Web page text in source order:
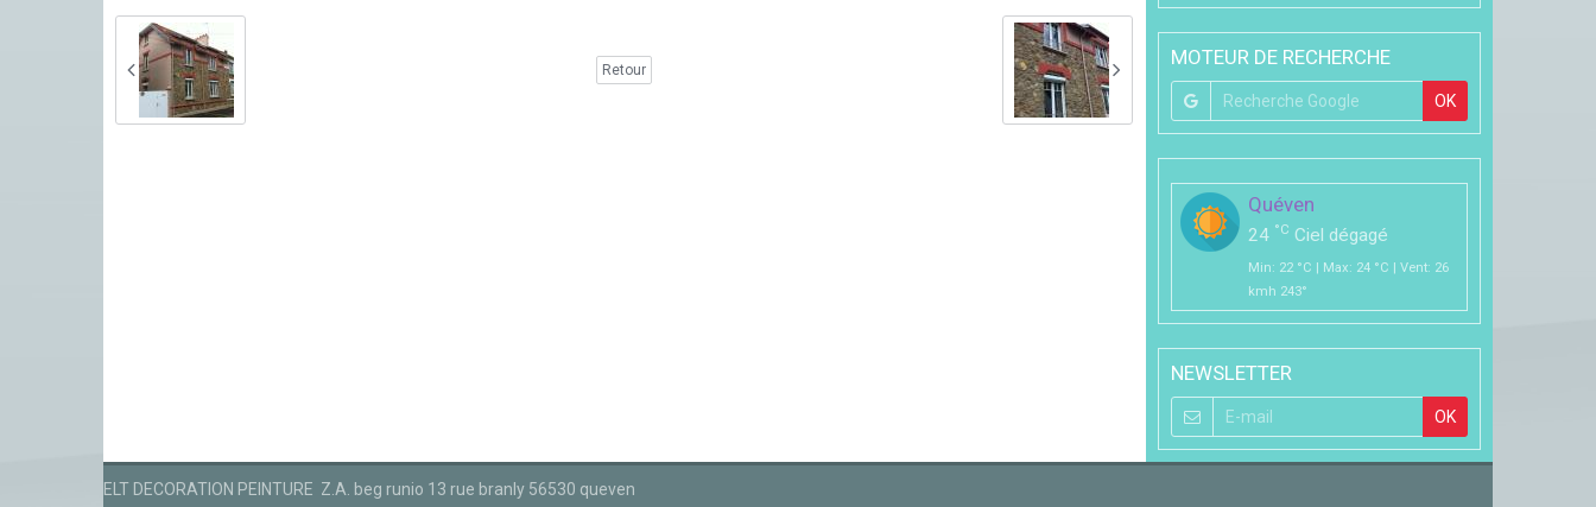
Retour
MOTEUR DE RECHERCHE
OK
Quéven
24 °C Ciel dégagé
Min: 22 °C | Max: 24 °C | Vent: 26
kmh 243°
NEWSLETTER
OK
ELT DECORATION PEINTURE Z.A. beg runio 13 rue branly 56530 queven